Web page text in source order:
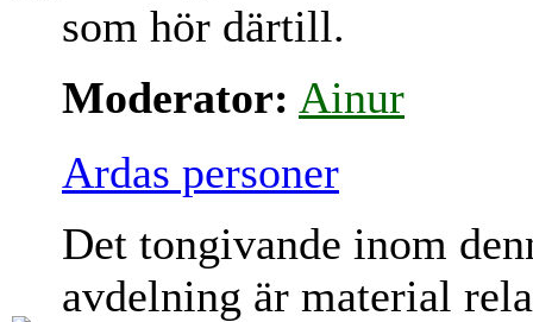
som hör därtill.
Moderator: Ainur
Ardas personer
Det tongivande inom
avdelning är material